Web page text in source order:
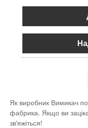
Як виробник Вимикач
фабрика. Якщо ви
зв’яжіться!